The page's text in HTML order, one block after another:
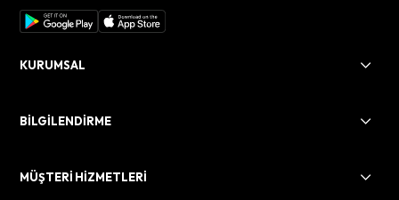
KURUMSAL
BİLGİLENDİRME
MÜŞTERİ HİZMETLERİ